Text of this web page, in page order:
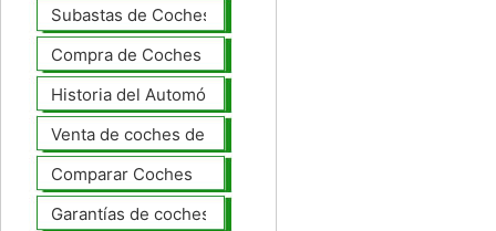
Subastas de Coches
Compra de Coches Basics
Historia del Automóvil
Venta de coches de lujo
Comparar Coches
Garantías de coches ampliado